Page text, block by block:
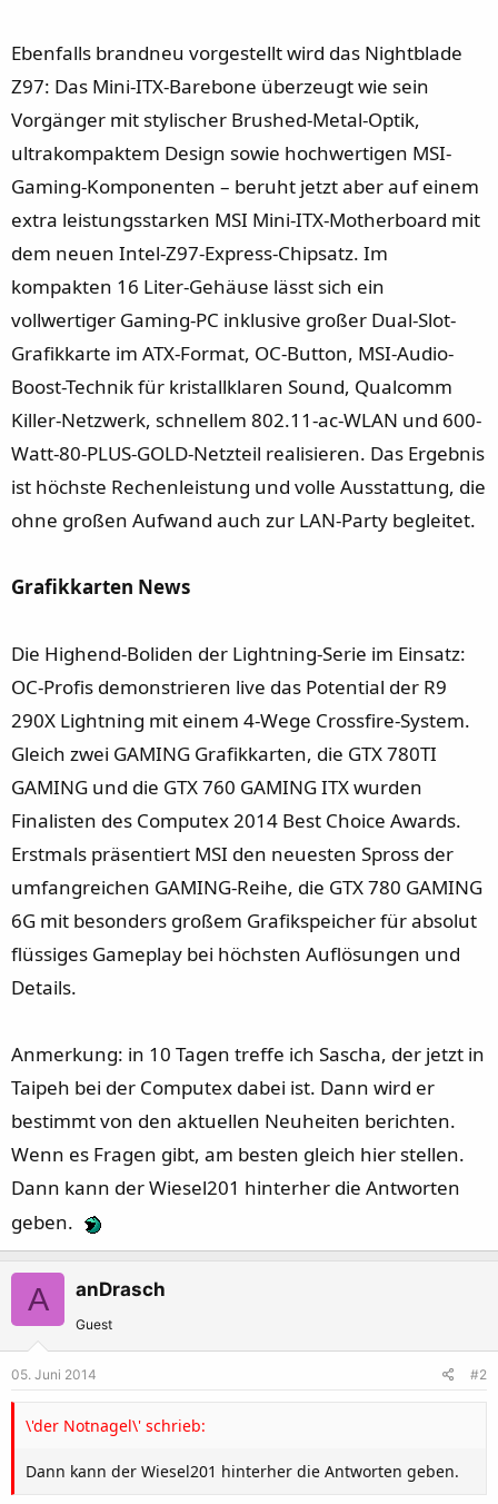
Ebenfalls brandneu vorgestellt wird das Nightblade
Z97: Das Mini-ITX-Barebone überzeugt wie sein
Vorgänger mit stylischer Brushed-Metal-Optik,
ultrakompaktem Design sowie hochwertigen MSI-
Gaming-Komponenten – beruht jetzt aber auf einem
extra leistungsstarken MSI Mini-ITX-Motherboard mit
dem neuen Intel-Z97-Express-Chipsatz. Im
kompakten 16 Liter-Gehäuse lässt sich ein
vollwertiger Gaming-PC inklusive großer Dual-Slot-
Grafikkarte im ATX-Format, OC-Button, MSI-Audio-
Boost-Technik für kristallklaren Sound, Qualcomm
Killer-Netzwerk, schnellem 802.11-ac-WLAN und 600-
Watt-80-PLUS-GOLD-Netzteil realisieren. Das Ergebnis
ist höchste Rechenleistung und volle Ausstattung, die
ohne großen Aufwand auch zur LAN-Party begleitet.
Grafikkarten News
Die Highend-Boliden der Lightning-Serie im Einsatz:
OC-Profis demonstrieren live das Potential der R9
290X Lightning mit einem 4-Wege Crossfire-System.
Gleich zwei GAMING Grafikkarten, die GTX 780TI
GAMING und die GTX 760 GAMING ITX wurden
Finalisten des Computex 2014 Best Choice Awards.
Erstmals präsentiert MSI den neuesten Spross der
umfangreichen GAMING-Reihe, die GTX 780 GAMING
6G mit besonders großem Grafikspeicher für absolut
flüssiges Gameplay bei höchsten Auflösungen und
Details.
Anmerkung: in 10 Tagen treffe ich Sascha, der jetzt in
Taipeh bei der Computex dabei ist. Dann wird er
bestimmt von den aktuellen Neuheiten berichten.
Wenn es Fragen gibt, am besten gleich hier stellen.
Dann kann der Wiesel201 hinterher die Antworten
geben.
A anDrasch
Guest
05. Juni 2014 #2
\'der Notnagel\' schrieb:
Dann kann der Wiesel201 hinterher die Antworten geben.